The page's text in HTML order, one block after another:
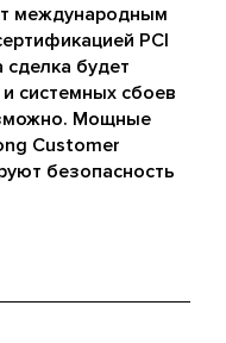
международным
PCI
будет
системных сбоев
Мощные
Customer
безопасность